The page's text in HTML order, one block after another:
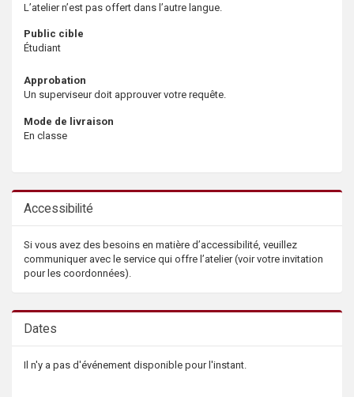
L’atelier n’est pas offert dans l’autre langue.
Public cible
Étudiant
Approbation
Un superviseur doit approuver votre requête.
Mode de livraison
En classe
Accessibilité
Si vous avez des besoins en matière d’accessibilité, veuillez
communiquer avec le service qui offre l’atelier (voir votre invitation
pour les coordonnées).
Dates
Il n'y a pas d'événement disponible pour l'instant.